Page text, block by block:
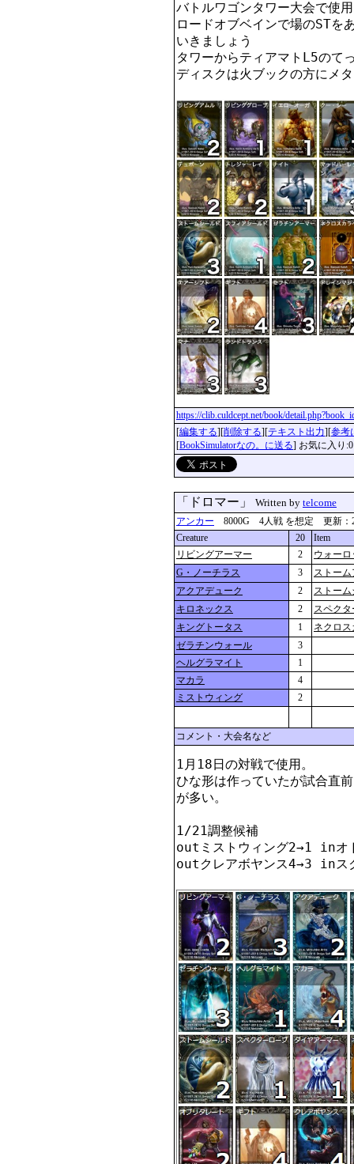
バトルワゴンタワー大会で使
ロードオブベインで場のSTを
いきましょう
タワーからティアマトL5のて
ディスクは火ブックの方にメ
https://clib.culdcept.net/book/
[編集する][削除する][テキスト出力][参考
[BookSimulatorなの。に送る] お気に入り:0
「ドロマー」 Written by telcome
アンカー 8000G 4人戦 を想定 更新：
Creature
20
Item
リビングアーマー
2
ウォー
G・ノーチラス
3
ストー
アクアデューク
2
ストー
キロネックス
2
スペク
キングトータス
1
ネクロ
ゼラチンウォール
3
ヘルグラマイト
1
マカラ
4
ミストウィング
2
コメント・大会名など
1月18日の対戦で使用。
ひな形は作っていたが試合直
が多い。
1/21調整候補
outミストウィング2→1 inオ
outクレアボヤンス4→3 inス